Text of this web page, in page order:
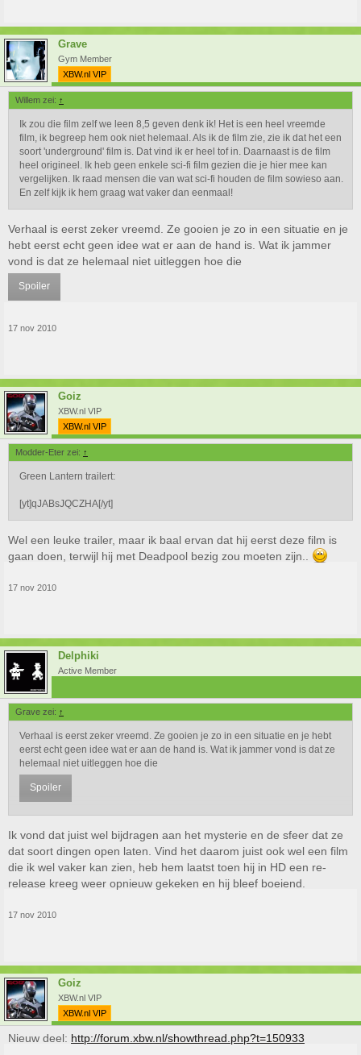
Grave
Gym Member
XBW.nl VIP
Willem zei: ↑
Ik zou die film zelf we leen 8,5 geven denk ik! Het is een heel vreemde
film, ik begreep hem ook niet helemaal. Als ik de film zie, zie ik dat het een
soort 'underground' film is. Dat vind ik er heel tof in. Daarnaast is de film
heel origineel. Ik heb geen enkele sci-fi film gezien die je hier mee kan
vergelijken. Ik raad mensen die van wat sci-fi houden de film sowieso aan.
En zelf kijk ik hem graag wat vaker dan eenmaal!
Verhaal is eerst zeker vreemd. Ze gooien je zo in een situatie en je
hebt eerst echt geen idee wat er aan de hand is. Wat ik jammer
vond is dat ze helemaal niet uitleggen hoe die
Spoiler
17 nov 2010
Goiz
XBW.nl VIP
XBW.nl VIP
Modder-Eter zei: ↑
Green Lantern trailert:
[yt]qJABsJQCZHA[/yt]
Wel een leuke trailer, maar ik baal ervan dat hij eerst deze film is
gaan doen, terwijl hij met Deadpool bezig zou moeten zijn..
17 nov 2010
Delphiki
Active Member
Grave zei: ↑
Verhaal is eerst zeker vreemd. Ze gooien je zo in een situatie en je hebt
eerst echt geen idee wat er aan de hand is. Wat ik jammer vond is dat ze
helemaal niet uitleggen hoe die
Spoiler
Klik om te vergroten...
Ik vond dat juist wel bijdragen aan het mysterie en de sfeer dat ze
dat soort dingen open laten. Vind het daarom juist ook wel een film
die ik wel vaker kan zien, heb hem laatst toen hij in HD een re-
release kreeg weer opnieuw gekeken en hij bleef boeiend.
17 nov 2010
Goiz
XBW.nl VIP
XBW.nl VIP
Nieuw deel: http://forum.xbw.nl/showthread.php?t=150933